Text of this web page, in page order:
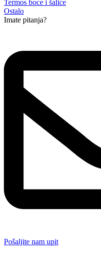
Termos boce i šalice
Ostalo
Imate pitanja?
Pošaljite nam upit